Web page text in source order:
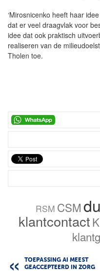
‘Mirosnicenko heeft haar
dat er veel draagvlak voor
idee dat ook praktisch
realiseren van de
Tholen toe.
RSM CSM
klantcontact
TOEPASSING AI MEEST
GEACCEPTEERD IN ZORG